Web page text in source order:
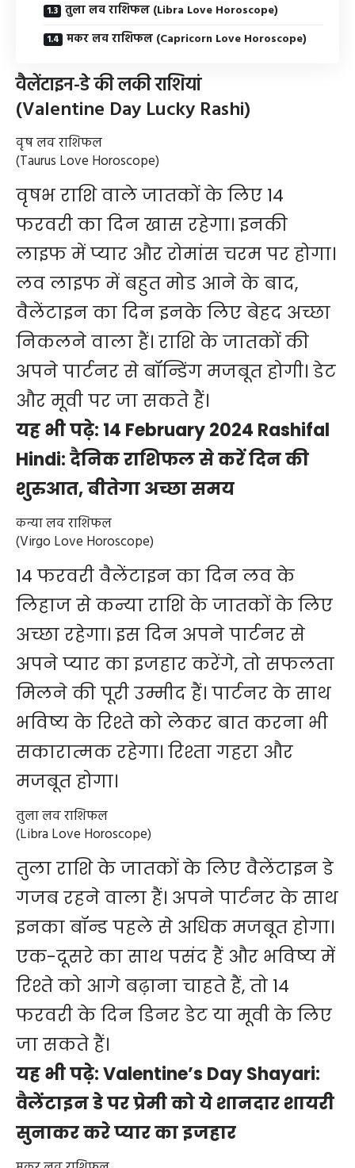
तुला लव राशिफल (Libra Love Horoscope)
मकर लव राशिफल (Capricorn Love Horoscope)
वैलेंटाइन-डे की लकी राशियां
(Valentine Day Lucky Rashi)
वृष लव राशिफल
(Taurus Love Horoscope)
वृषभ राशि वाले जातकों के लिए 14
फरवरी का दिन खास रहेगा। इनकी
लाइफ में प्यार और रोमांस चरम पर होगा।
लव लाइफ में बहुत मोड आने के बाद,
वैलेंटाइन का दिन इनके लिए बेहद अच्छा
निकलने वाला हैं। राशि के जातकों की
अपने पार्टनर से बॉन्डिंग मजबूत होगी। डेट
और मूवी पर जा सकते हैं।
यह भी पढ़े: 14 February 2024 Rashifal
Hindi: दैनिक राशिफल से करें दिन की
शुरुआत, बीतेगा अच्छा समय
कन्या लव राशिफल
(Virgo Love Horoscope)
14 फरवरी वैलेंटाइन का दिन लव के
लिहाज से कन्या राशि के जातकों के लिए
अच्छा रहेगा। इस दिन अपने पार्टनर से
अपने प्यार का इजहार करेंगे, तो सफलता
मिलने की पूरी उम्मीद हैं। पार्टनर के साथ
भविष्य के रिश्ते को लेकर बात करना भी
सकारात्मक रहेगा। रिश्ता गहरा और
मजबूत होगा।
तुला लव राशिफल
(Libra Love Horoscope)
तुला राशि के जातकों के लिए वैलेंटाइन डे
गजब रहने वाला हैं। अपने पार्टनर के साथ
इनका बॉन्ड पहले से अधिक मजबूत होगा।
एक-दूसरे का साथ पसंद हैं और भविष्य में
रिश्ते को आगे बढ़ाना चाहते हैं, तो 14
फरवरी के दिन डिनर डेट या मूवी के लिए
जा सकते हैं।
यह भी पढ़े:Valentine’s Day Shayari:
वैलेंटाइन डे पर प्रेमी को ये शानदार शायरी
सुनाकर करे प्यार का इजहार